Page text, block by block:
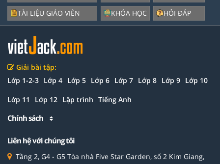
TÀI LIỆU GIÁO VIÊN
KHÓA HỌC
HỎI ĐÁP
Giải bài tập:
Lớp 1-2-3 Lớp 4 Lớp 5 Lớp 6 Lớp 7 Lớp 8 Lớp 9 Lớp 10
Lớp 11 Lớp 12 Lập trình Tiếng Anh
Chính sách
Liên hệ với chúng tôi
Tầng 2, G4 - G5 Tòa nhà Five Star Garden, số 2 Kim Giang,